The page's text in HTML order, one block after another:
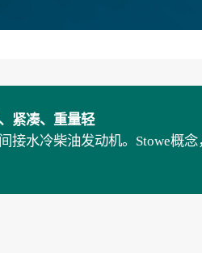
紧凑、重量轻
接水冷柴油发动机。Stowe概